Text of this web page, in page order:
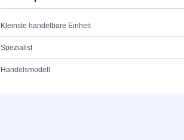
Kleinste handelbare Einheit
Spezialist
Handelsmodell